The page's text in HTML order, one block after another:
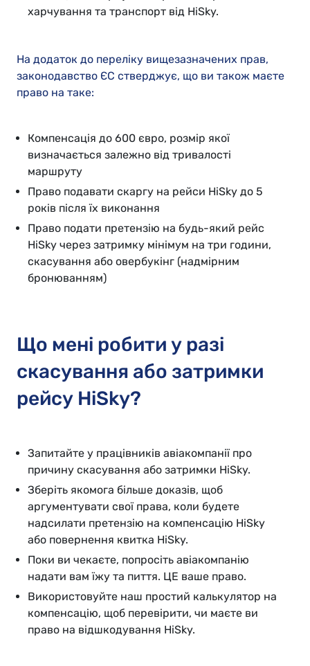
харчування та транспорт від HiSky.
На додаток до переліку вищезазначених прав,
законодавство ЄС стверджує, що ви також маєте
право на таке:
Компенсація до 600 євро, розмір якої
визначається залежно від тривалості
маршруту
Право подавати скаргу на рейси HiSky до 5
років після їх виконання
Право подати претензію на будь-який рейс
HiSky через затримку мінімум на три години,
скасування або овербукінг (надмірним
бронюванням)
Що мені робити у разі
скасування або затримки
рейсу HiSky?
Запитайте у працівників авіакомпанії про
причину скасування або затримки HiSky.
Зберіть якомога більше доказів, щоб
аргументувати свої права, коли будете
надсилати претензію на компенсацію HiSky
або повернення квитка HiSky.
Поки ви чекаєте, попросіть авіакомпанію
надати вам їжу та пиття. ЦЕ ваше право.
Використовуйте наш простий калькулятор на
компенсацію, щоб перевірити, чи маєте ви
право на відшкодування HiSky.